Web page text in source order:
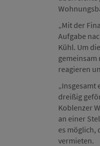
„Mit der
Aufgabe
Kühl. Um
gemeinsam
reagieren
„Insgesamt
dreißig
Koblenzer
an einer
es möglich,
vermieten.